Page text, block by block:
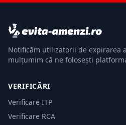
Notificăm utilizatorii de expirarea
mulțumim că ne folosești
VERIFICĂRI
Verificare ITP
Verificare RCA